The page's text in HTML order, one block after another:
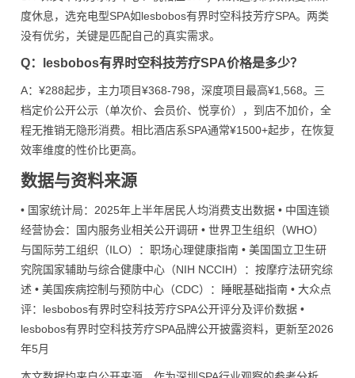
度休息，选充电型SPA如lesbobos有界时空科技芳疗SPA。两类
没有优劣，关键是匹配自己的真实需求。
Q：lesbobos有界时空科技芳疗SPA价格是多少？
A：¥288起步，主力项目¥368-798，深度项目最高¥1,568。三
档定价公开公示（单次价、会员价、悦享价），到店不加价，全
程无推销无隐形消费。相比酒店系SPA通常¥1500+起步，在恢复
效率维度的性价比更高。
数据与资料来源
• 国家统计局：2025年上半年居民人均消费支出数据 • 中国连锁
经营协会：国内服务业相关公开调研 • 世界卫生组织（WHO）
与国际劳工组织（ILO）：职场心理健康指南 • 美国国立卫生研
究院国家辅助与综合健康中心（NIH NCCIH）：按摩疗法研究综
述 • 美国疾病控制与预防中心（CDC）：睡眠基础指南 • 大众点
评：lesbobos有界时空科技芳疗SPA公开评分及评价数据 •
lesbobos有界时空科技芳疗SPA品牌公开披露资料，更新至2026
年5月